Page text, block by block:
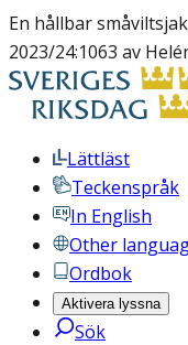
En hållbar
2023/24:1063 av
Lättläst
Teckenspråk
In English
Other
Ordbok
Aktivera lyssna
Sök